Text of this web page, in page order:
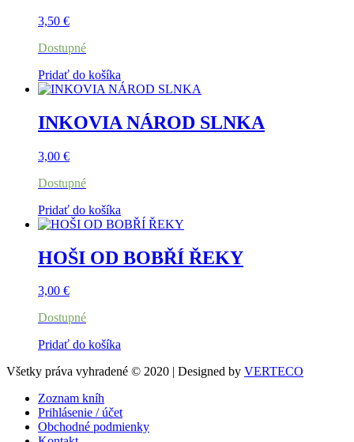
3,50 €
Dostupné
Pridať do košíka
INKOVIA NÁROD SLNKA
3,00 €
Dostupné
Pridať do košíka
HOŠI OD BOBŘÍ ŘEKY
3,00 €
Dostupné
Pridať do košíka
Všetky práva vyhradené © 2020 | Designed by VERTECO
Zoznam kníh
Prihlásenie / účet
Obchodné podmienky